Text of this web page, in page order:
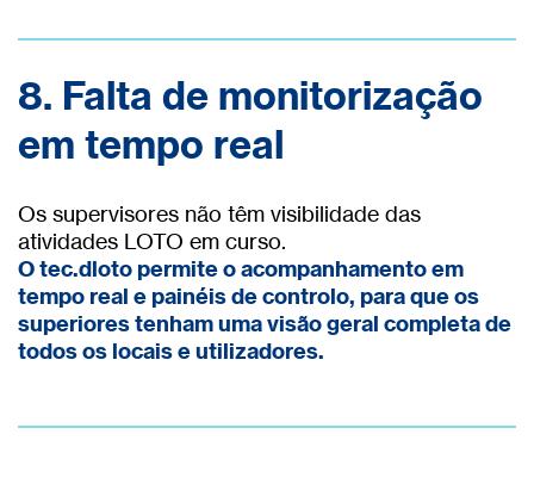
8. Falta de monitorização
em tempo real
Os supervisores não têm visibilidade das
atividades LOTO em curso.
O tec.dloto permite o acompanhamento em
tempo real e painéis de controlo, para que os
superiores tenham uma visão geral completa de
todos os locais e utilizadores.